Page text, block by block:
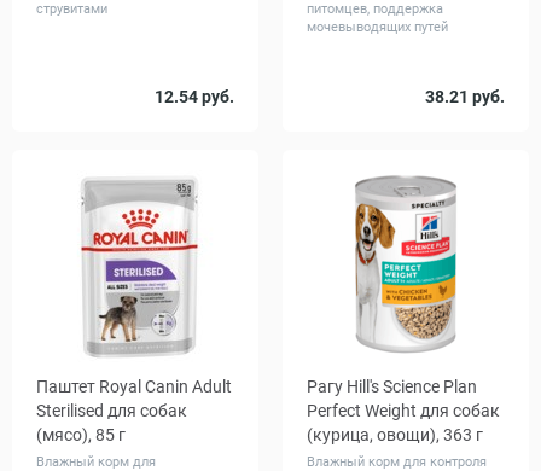
струвитами
12.54 руб.
1 12
питомцев, поддержка
мочевыводящих путей
38.21 руб.
1 12
Паштет Royal Canin Adult
Sterilised для собак
(мясо), 85 г
Влажный корм для
Рагу Hill's Science Plan
Perfect Weight для собак
(курица, овощи), 363 г
Влажный корм для контроля